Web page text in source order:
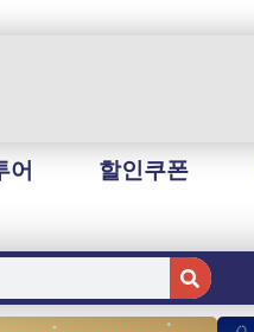
어 할인쿠폰